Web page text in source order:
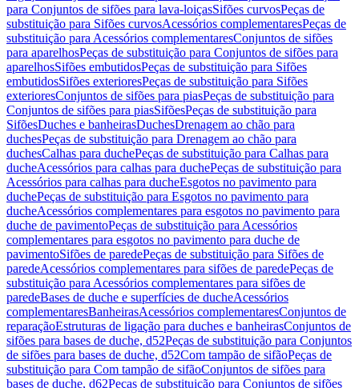
para Conjuntos de sifões para lava-loiçasSifões curvosPeças de
substituição para Sifões curvosAcessórios complementaresPeças de
substituição para Acessórios complementaresConjuntos de sifões
para aparelhosPeças de substituição para Conjuntos de sifões para
aparelhosSifões embutidosPeças de substituição para Sifões
embutidosSifões exterioresPeças de substituição para Sifões
exterioresConjuntos de sifões para piasPeças de substituição para
Conjuntos de sifões para piasSifõesPeças de substituição para
SifõesDuches e banheirasDuchesDrenagem ao chão para
duchesPeças de substituição para Drenagem ao chão para
duchesCalhas para duchePeças de substituição para Calhas para
ducheAcessórios para calhas para duchePeças de substituição para
Acessórios para calhas para ducheEsgotos no pavimento para
duchePeças de substituição para Esgotos no pavimento para
ducheAcessórios complementares para esgotos no pavimento para
duche de pavimentoPeças de substituição para Acessórios
complementares para esgotos no pavimento para duche de
pavimentoSifões de paredePeças de substituição para Sifões de
paredeAcessórios complementares para sifões de paredePeças de
substituição para Acessórios complementares para sifões de
paredeBases de duche e superfícies de ducheAcessórios
complementaresBanheirasAcessórios complementaresConjuntos de
reparaçãoEstruturas de ligação para duches e banheirasConjuntos de
sifões para bases de duche, d52Peças de substituição para Conjuntos
de sifões para bases de duche, d52Com tampão de sifãoPeças de
substituição para Com tampão de sifãoConjuntos de sifões para
bases de duche, d62Peças de substituição para Conjuntos de sifões